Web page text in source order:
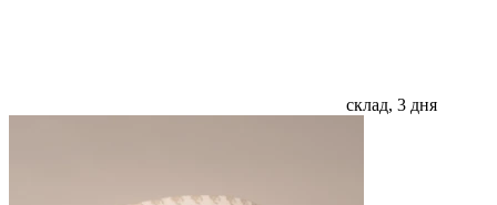
склад, 3 дня